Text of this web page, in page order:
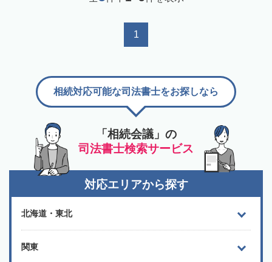
1
「相続会議」の
司法書士検索サービス
相続対応可能な司法書士をお探しなら
対応エリアから探す
北海道・東北
関東